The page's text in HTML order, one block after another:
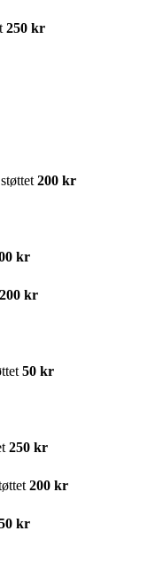
250 kr
støttet 200 kr
kr
200 kr
50 kr
250 kr
200 kr
kr